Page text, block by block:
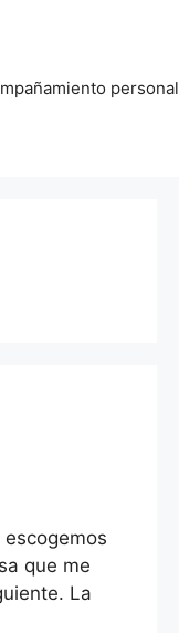
personal
que me
La